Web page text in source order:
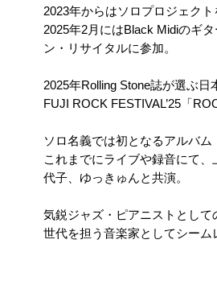
2023年からはソロプロジェク
2025年2月にはBlack Midiのギ
ン・リサイタルに参加。
2025年Rolling Stone誌が選ぶ
FUJI ROCK FESTIVAL’25「
ソロ名義では初となるアルバ
これまでにライブや録音にて
代子、ゆっきゅんと共演。
気鋭ジャズ・ピアニストとし
世代を担う音楽家としてシー